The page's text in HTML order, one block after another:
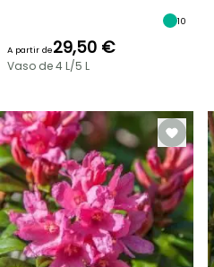
10
A partir de29,50 €
Vaso de 4 L/5 L